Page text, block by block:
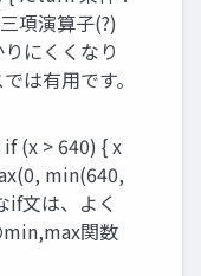
項演算子(?)
にくくなり
は有用です。
(x > 640) { x
min(640,
if文は、よく
関数